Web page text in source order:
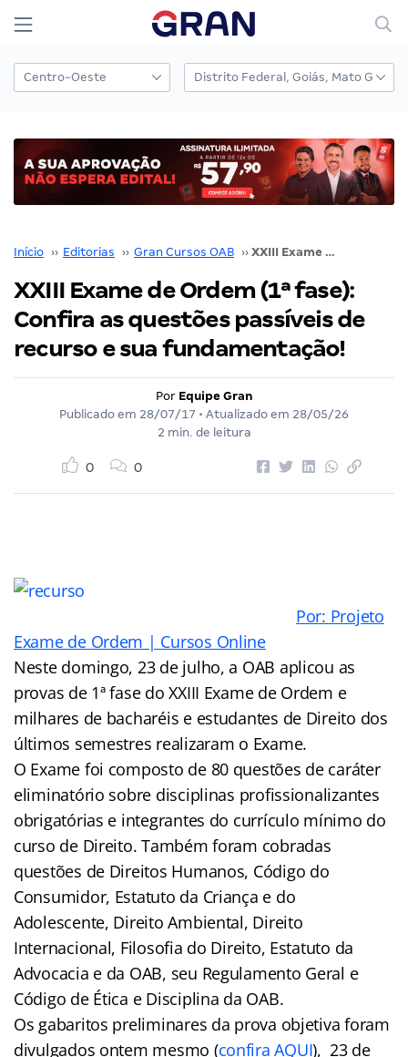
Início ›› Editorias ›› Gran Cursos OAB ›› XXIII Exame de Ordem (1ª fase): Confira as questões passíveis de recurso e sua fundamentação!
XXIII Exame de Ordem (1ª fase):
Confira as questões passíveis de
recurso e sua fundamentação!
Por Equipe Gran
Publicado em 28/07/17 • Atualizado em 28/05/26
2 min. de leitura
0 0
Por: Projeto
Exame de Ordem | Cursos Online
Neste domingo, 23 de julho, a OAB aplicou as
provas de 1ª fase do XXIII Exame de Ordem e
milhares de bacharéis e estudantes de Direito dos
últimos semestres realizaram o Exame.
O Exame foi composto de 80 questões de caráter
eliminatório sobre disciplinas profissionalizantes
obrigatórias e integrantes do currículo mínimo do
curso de Direito. Também foram cobradas
questões de Direitos Humanos, Código do
Consumidor, Estatuto da Criança e do
Adolescente, Direito Ambiental, Direito
Internacional, Filosofia do Direito, Estatuto da
Advocacia e da OAB, seu Regulamento Geral e
Código de Ética e Disciplina da OAB.
Os gabaritos preliminares da prova objetiva foram
divulgados ontem mesmo (confira AQUI), 23 de